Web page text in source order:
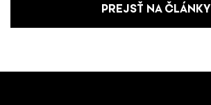
PREJSŤ NA ČLÁNKY